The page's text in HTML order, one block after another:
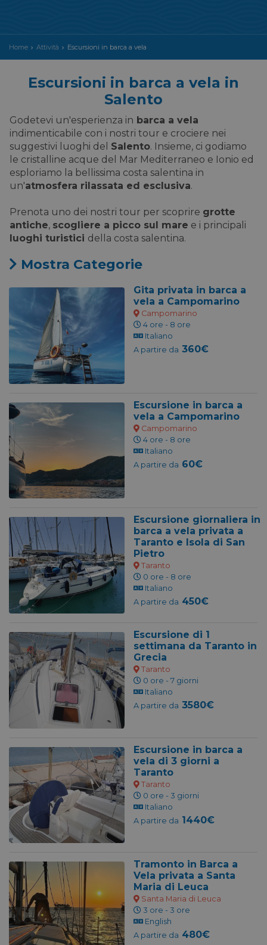
Home Attività Escursioni in barca a vela
Escursioni in barca a vela in
Salento
Godetevi un'esperienza in barca a vela
indimenticabile con i nostri tour e crociere nei
suggestivi luoghi del Salento. Insieme, ci godiamo
le cristalline acque del Mar Mediterraneo e Ionio ed
esploriamo la bellissima costa salentina in
un'atmosfera rilassata ed esclusiva.
Prenota uno dei nostri tour per scoprire grotte
antiche, scogliere a picco sul mare e i principali
luoghi turistici della costa salentina.
Mostra Categorie
Gita privata in barca a
vela a Campomarino
Campomarino
4 ore - 8 ore
Italiano
A partire da 360€
Escursione in barca a
vela a Campomarino
Campomarino
4 ore - 8 ore
Italiano
A partire da 60€
Escursione giornaliera in
barca a vela privata a
Taranto e Isola di San
Pietro
Taranto
0 ore - 8 ore
Italiano
A partire da 450€
Escursione di 1
settimana da Taranto in
Grecia
Taranto
0 ore - 7 giorni
Italiano
A partire da 3580€
Escursione in barca a
vela di 3 giorni a
Taranto
Taranto
0 ore - 3 giorni
Italiano
A partire da 1440€
Tramonto in Barca a
Vela privata a Santa
Maria di Leuca
Santa Maria di Leuca
3 ore - 3 ore
English
A partire da 480€